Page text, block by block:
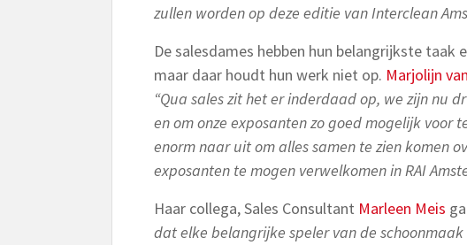
zullen worden op deze editie van Interclean
De salesdames hebben hun belangrijkste taak
maar daar houdt hun werk niet op. Marjolijn
“Qua sales zit het er inderdaad op, we zijn nu
en om onze exposanten zo goed mogelijk voor
enorm naar uit om alles samen te zien komen
exposanten te mogen verwelkomen in RAI
Haar collega, Sales Consultant Marleen Meis
dat elke belangrijke speler van de